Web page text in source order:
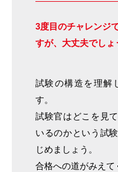
3度目のチャレンジ
すが、 大丈夫でしょ
試験の構造を理解
す。
試験官はどこを見
いるのかという試
じめましょう。
合格への道がみえて